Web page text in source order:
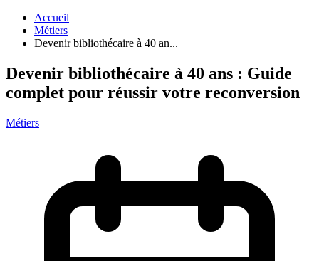
Accueil
Métiers
Devenir bibliothécaire à 40 an...
Devenir bibliothécaire à 40 ans : Guide
complet pour réussir votre reconversion
Métiers